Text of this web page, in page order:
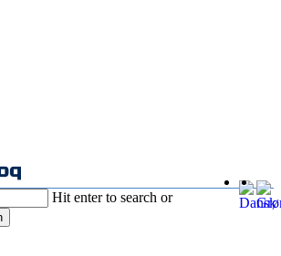
Hit enter to search or